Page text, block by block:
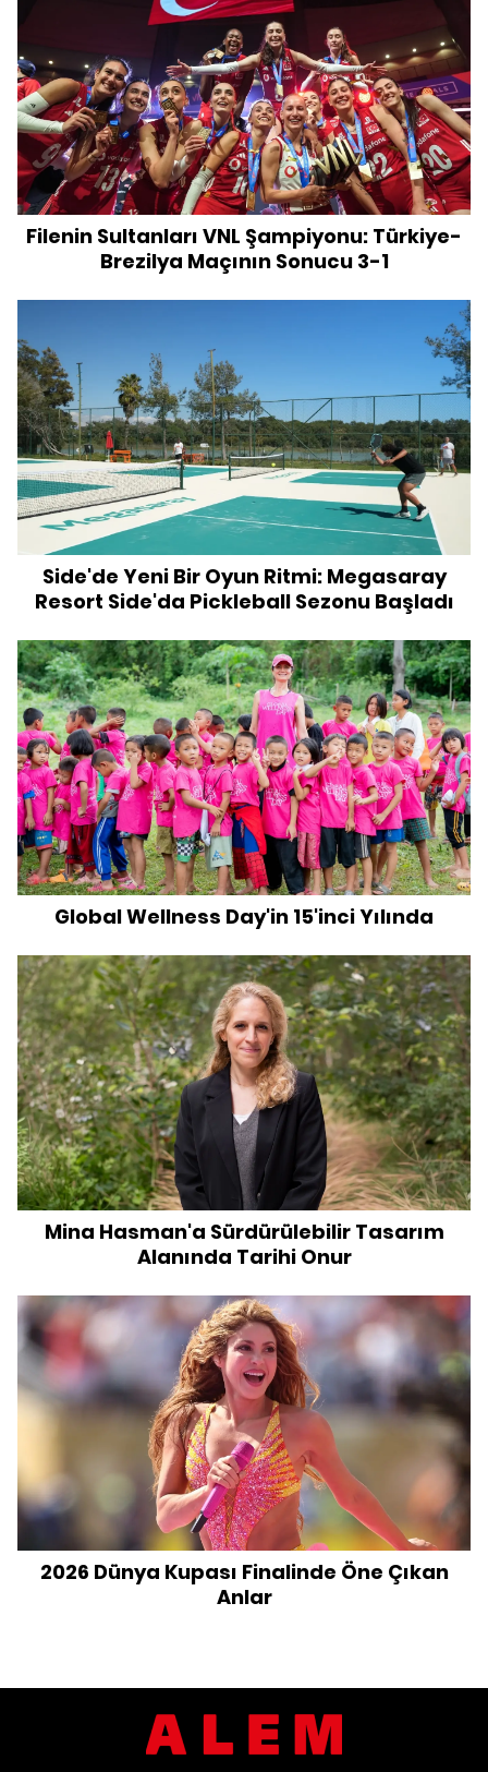
Filenin Sultanları VNL Şampiyonu: Türkiye-
Brezilya Maçının Sonucu 3-1
Side'de Yeni Bir Oyun Ritmi: Megasaray
Resort Side'da Pickleball Sezonu Başladı
Global Wellness Day'in 15'inci Yılında
Mina Hasman'a Sürdürülebilir Tasarım
Alanında Tarihi Onur
2026 Dünya Kupası Finalinde Öne Çıkan
Anlar